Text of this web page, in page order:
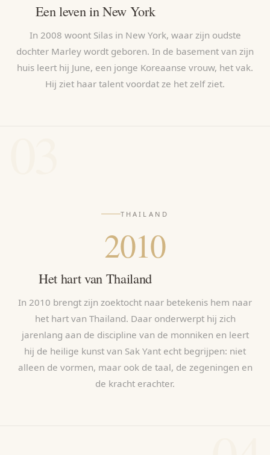
Een leven in New York
In 2008 woont Silas in New York, waar zijn oudste
dochter Marley wordt geboren. In de basement van zijn
huis leert hij June, een jonge Koreaanse vrouw, het vak.
Hij ziet haar talent voordat ze het zelf ziet.
THAILAND
2010
Het hart van Thailand
In 2010 brengt zijn zoektocht naar betekenis hem naar
het hart van Thailand. Daar onderwerpt hij zich
jarenlang aan de discipline van de monniken en leert
hij de heilige kunst van Sak Yant echt begrijpen: niet
alleen de vormen, maar ook de taal, de zegeningen en
de kracht erachter.